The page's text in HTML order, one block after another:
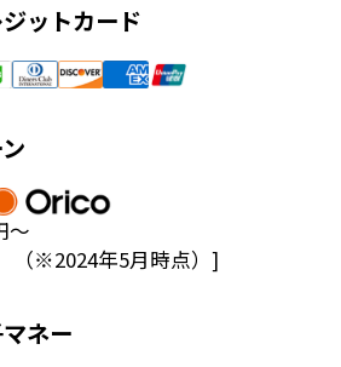
ットカード
～
（※2024年5月時点）]
ネー